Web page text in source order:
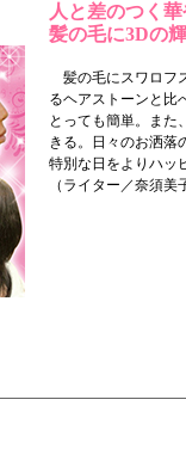
人と差のつく
髪の毛に3Dの
髪の毛にスワロフ
るヘアストーンと比
とっても簡単。また
きる。日々のお洒落
特別な日をよりハッ
（ライター／奈須美